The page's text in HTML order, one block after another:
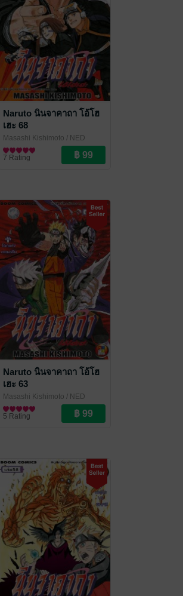
Naruto นินจาคาถา โอ้โฮ
เฮะ 68
Masashi Kishimoto / NED
Comics
การ์ตูนทั่วไป
7 Rating
Naruto นินจาคาถา โอ้โฮ
เฮะ 63
Masashi Kishimoto / NED
Comics
การ์ตูนทั่วไป
5 Rating